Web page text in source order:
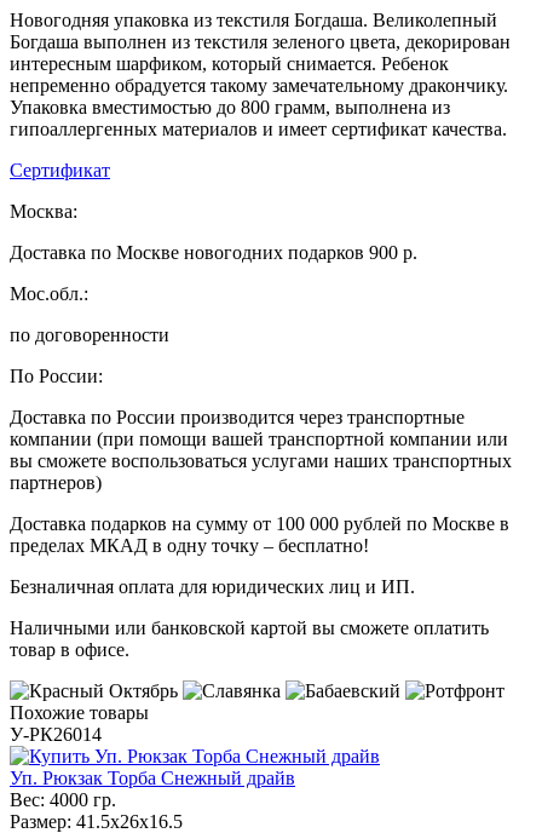
Новогодняя упаковка из текстиля Богдаша. Великолепный
Богдаша выполнен из текстиля зеленого цвета, декорирован
интересным шарфиком, который снимается. Ребенок
непременно обрадуется такому замечательному дракончику.
Упаковка вместимостью до 800 грамм, выполнена из
гипоаллергенных материалов и имеет сертификат качества.
Сертификат
Москва:
Доставка по Москве новогодних подарков 900 р.
Мос.обл.:
по договоренности
По России:
Доставка по России производится через транспортные
компании (при помощи вашей транспортной компании или
вы сможете воспользоваться услугами наших транспортных
партнеров)
Доставка подарков на сумму от 100 000 рублей по Москве в
пределах МКАД в одну точку – бесплатно!
Безналичная оплата для юридических лиц и ИП.
Наличными или банковской картой вы сможете оплатить
товар в офисе.
Похожие товары
У-РК26014
Уп. Рюкзак Торба Снежный драйв
Вес: 4000 гр.
Размер: 41.5х26х16.5